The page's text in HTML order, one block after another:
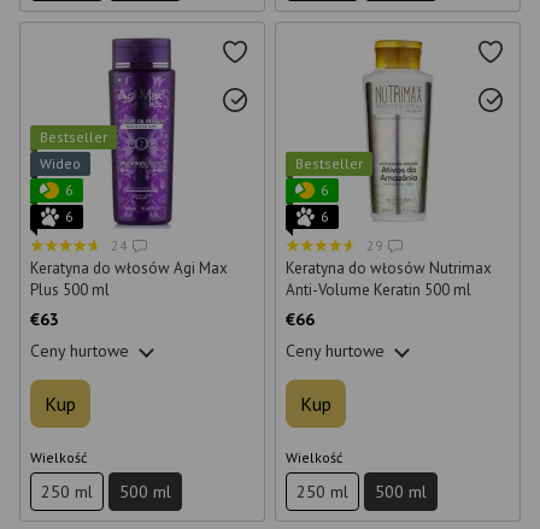
Bestseller
Wideo
6
6
24
Keratyna do włosów Agi Max
Plus 500 ml
€63
Ceny hurtowe
Kup
Wielkość
250 ml 500 ml
Bestseller
6
6
29
Keratyna do włosów Nutrimax
Anti-Volume Keratin 500 ml
€66
Ceny hurtowe
Kup
Wielkość
250 ml 500 ml